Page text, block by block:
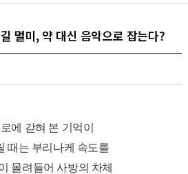
멀미, 약 대신 음악으로 잡는다?
에 갇혀 본 기억이
때는 부리나케 속도를
몰려들어 사방의 차체